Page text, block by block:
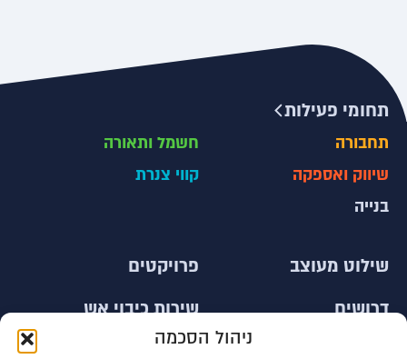
ניהול הסכמה
תחומי פעילות
תחבורה
חשמל ותאורה
שיווק ואספקה
קווי צנרת
בנייה
שילוט מעוצב
פרויקטים
דרושים
שירות כיבוי אש
עובדים זרים